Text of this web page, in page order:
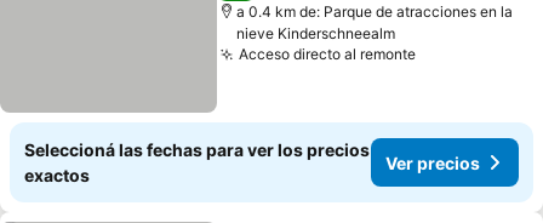
a 0.4 km de: Parque de atracciones en la
nieve Kinderschneealm
Acceso directo al remonte
Seleccioná las fechas para ver los precios
exactos
Ver precios